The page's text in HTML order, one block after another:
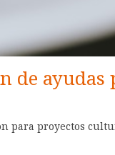
de ayudas
para proyectos